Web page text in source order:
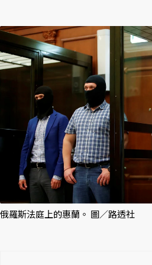
俄羅斯法庭上的惠蘭。 圖／路透社